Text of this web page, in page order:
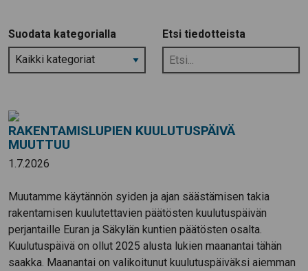
Suodata kategorialla
Etsi tiedotteista
Etsi
tiedotteista
RAKENTAMISLUPIEN KUULUTUSPÄIVÄ
MUUTTUU
1.7.2026
Muutamme käytännön syiden ja ajan säästämisen takia
rakentamisen kuulutettavien päätösten kuulutuspäivän
perjantaille Euran ja Säkylän kuntien päätösten osalta.
Kuulutuspäivä on ollut 2025 alusta lukien maanantai tähän
saakka. Maanantai on valikoitunut kuulutuspäiväksi aiemman